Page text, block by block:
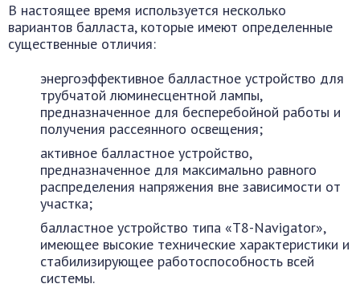
В настоящее время используется несколько
вариантов балласта, которые имеют определенные
существенные отличия:
энергоэффективное балластное устройство для
трубчатой люминесцентной лампы,
предназначенное для бесперебойной работы и
получения рассеянного освещения;
активное балластное устройство,
предназначенное для максимально равного
распределения напряжения вне зависимости от
участка;
балластное устройство типа «Т8-Nаvigаtоr»,
имеющее высокие технические характеристики и
стабилизирующее работоспособность всей
системы.